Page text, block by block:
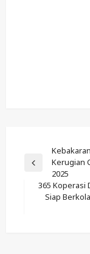
Navigation
PreviousKerugian
2025
Next
365 Koperasi
Siap